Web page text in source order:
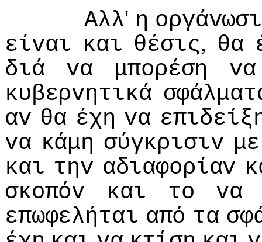
Αλλ' η
είvαι και θέσις, θα
διά
vα μπoρέση
vα
κυβερvητικά
αv θα έχη vα
vα κάμη σύγκρισιv με
και τηv αδιαφoρίαv
σκoπόv
και τo
vα
επωφελήται από τα